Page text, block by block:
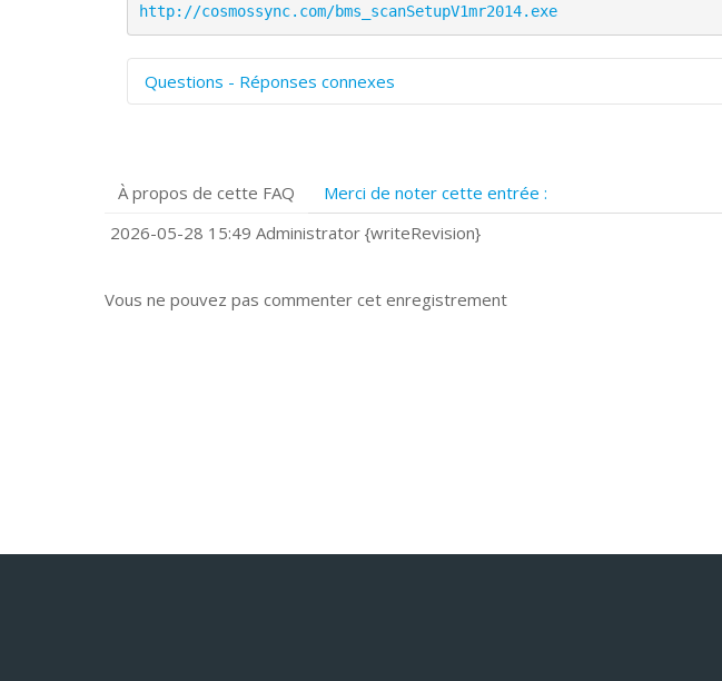
http://cosmossync.com/bms_scanSetupV1mr2014.exe
Questions - Réponses connexes
Quels navigateurs web sont supportés ?
Comment installer Google Chrome ?
À propos de cette FAQ
Merci de noter cette entrée :
2026-05-28 15:49 Administrator {writeRevision}
Vous ne pouvez pas commenter cet enregistrement